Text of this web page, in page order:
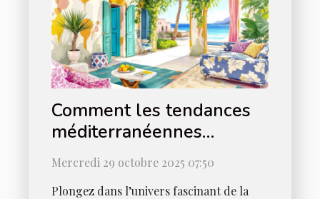
Comment les tendances
méditerranéennes
influencent-elles la haute
couture ?
Mercredi 29 octobre 2025 07:50
Plongez dans l’univers fascinant de la